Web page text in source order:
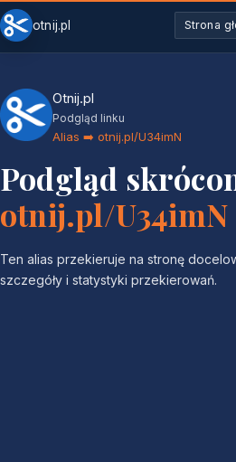
otnij.pl Strona
Otnij.pl
Podgląd linku
Alias ➡️ otnij.pl/U34imN
Podgląd
otnij.pl/U34imN
Ten alias przekieruje na stronę
szczegóły i statystyki przekierowań.